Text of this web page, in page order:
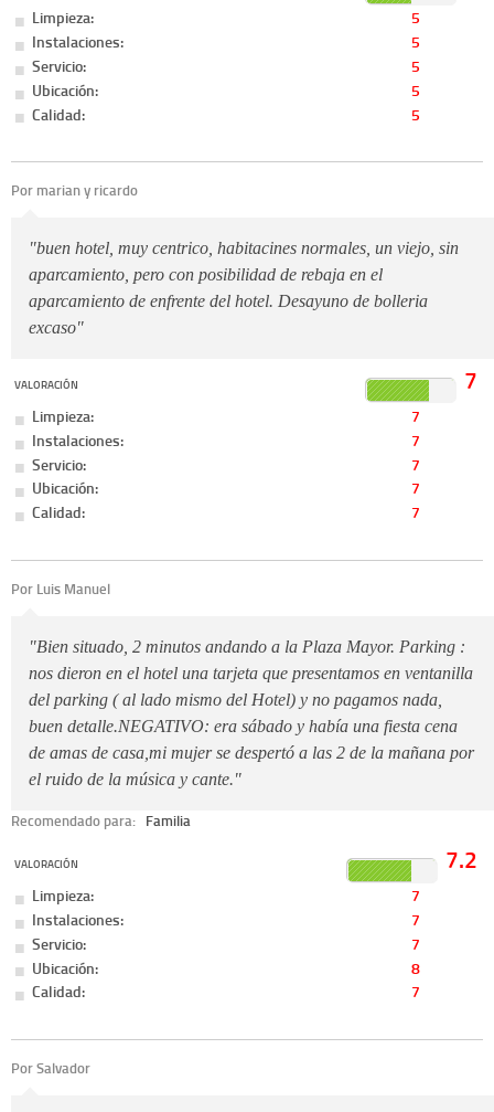
Limpieza:
5
Instalaciones:
5
Servicio:
5
Ubicación:
5
Calidad:
5
Por marian y ricardo
"buen hotel, muy centrico, habitacines normales, un viejo, sin
aparcamiento, pero con posibilidad de rebaja en el
aparcamiento de enfrente del hotel. Desayuno de bolleria
excaso"
VALORACIÓN 7
Limpieza:
7
Instalaciones:
7
Servicio:
7
Ubicación:
7
Calidad:
7
Por Luis Manuel
"Bien situado, 2 minutos andando a la Plaza Mayor. Parking :
nos dieron en el hotel una tarjeta que presentamos en ventanilla
del parking ( al lado mismo del Hotel) y no pagamos nada,
buen detalle.NEGATIVO: era sábado y había una fiesta cena
de amas de casa,mi mujer se despertó a las 2 de la mañana por
el ruido de la música y cante."
Recomendado para: Familia
VALORACIÓN 7.2
Limpieza:
7
Instalaciones:
7
Servicio:
7
Ubicación:
8
Calidad:
7
Por Salvador